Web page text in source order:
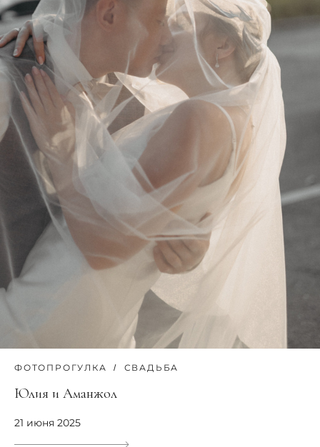
ФОТОПРОГУЛКА СВАДЬБА
Юлия и Аманжол
21 июня 2025